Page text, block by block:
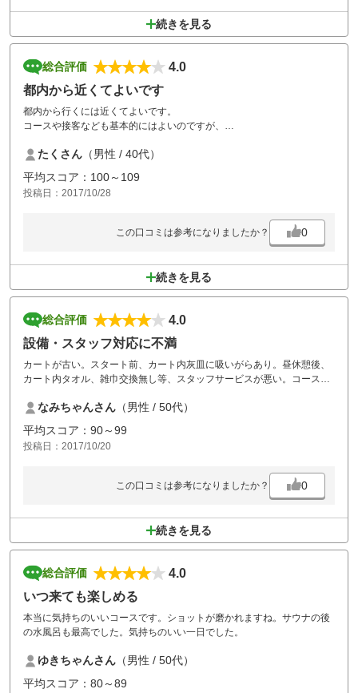
続きを見る
総合評価
4.0
都内から近くてよいです
都内から行くには近くてよいです。
コースや接客なども基本的にはよいのですが、
との思いが出てしまいます。
たくさん （男性 / 40代）
平均スコア：100～109
投稿日：2017/10/28
この口コミは参考になりましたか？ 0
続きを見る
総合評価
4.0
設備・スタッフ対応に不満
カートが古い。スタート前、カート内灰皿に吸いがらあり。昼休憩後、
カート内タオル、雑巾交換無し等、スタッフサービスが悪い。コース
なみちゃんさん （男性 / 50代）
平均スコア：90～99
投稿日：2017/10/20
この口コミは参考になりましたか？ 0
続きを見る
総合評価
4.0
いつ来ても楽しめる
本当に気持ちのいいコースです。ショットが磨かれますね。サウナの後
の水風呂も最高でした。気持ちのいい一日でした。
ゆきちゃんさん （男性 / 50代）
平均スコア：80～89